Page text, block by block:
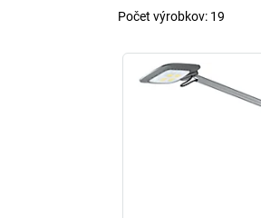
Počet výrobkov: 19